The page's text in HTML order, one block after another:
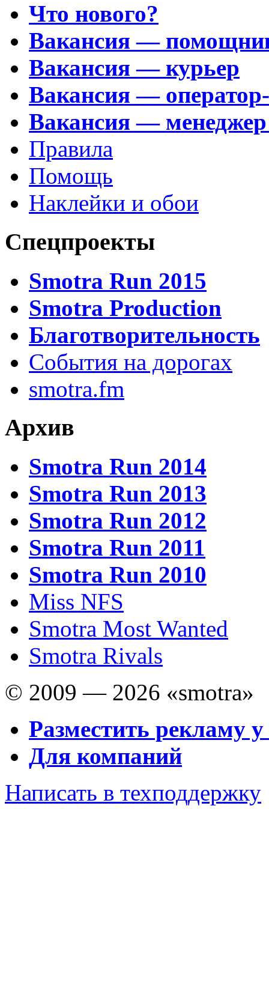
Что нового?
Вакансия —
Вакансия — курьер
Вакансия —
Вакансия —
Правила
Помощь
Наклейки и обои
Спецпроекты
Smotra Run 2015
Smotra Production
Благотворительность
События на дорогах
smotra.fm
Архив
Smotra Run 2014
Smotra Run 2013
Smotra Run 2012
Smotra Run 2011
Smotra Run 2010
Miss NFS
Smotra Most Wanted
Smotra Rivals
© 2009 — 2026 «smotra»
Разместить рекламу у
Для компаний
Написать в техподдержку